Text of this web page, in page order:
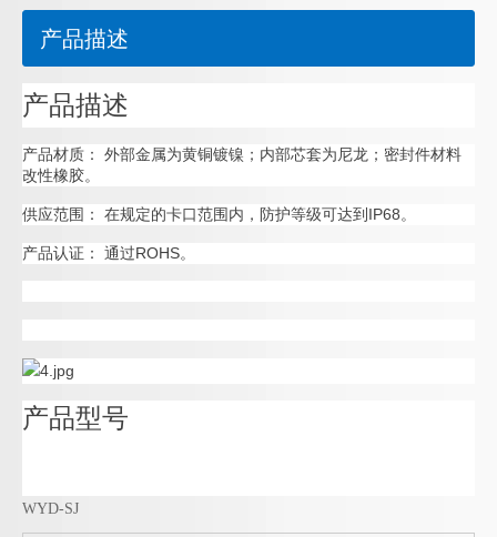
产品描述
产品描述
产品材质： 外部金属为黄铜镀镍；内部芯套为尼龙；密封件材料
改性橡胶。
供应范围： 在规定的卡口范围内，防护等级可达到IP68。
产品认证： 通过ROHS。
产品型号
WYD-SJ